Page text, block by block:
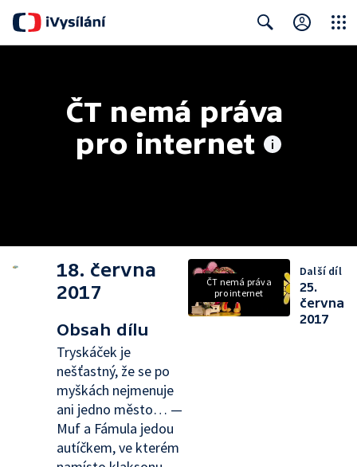
ČT nemá práva
pro internet
18. června
2017
Obsah dílu
Tryskáček je
nešťastný, že se po
myškách nejmenuje
ani jedno město… —
Muf a Fámula jedou
autíčkem, ve kterém
ČT nemá práva
pro internet
Další díl
25.
června
2017